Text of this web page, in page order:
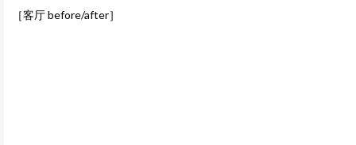
［客厅 before/after］